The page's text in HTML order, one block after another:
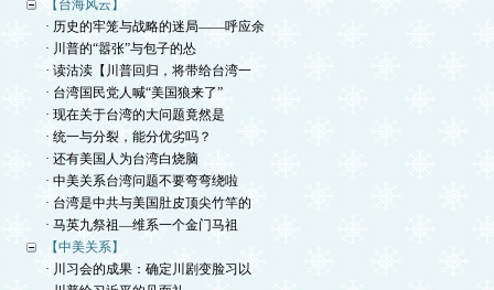
【台海风云】
· 历史的牢笼与战略的迷局——呼应余
· 川普的“嚣张”与包子的怂
· 读沽渎【川普回归，将带给台湾一
· 台湾国民党人喊“美国狼来了”
· 现在关于台湾的大问题竟然是
· 统一与分裂，能分优劣吗？
· 还有美国人为台湾白烧脑
· 中美关系台湾问题不要弯弯绕啦
· 台湾是中共与美国肚皮顶尖竹竿的
· 马英九祭祖—维系一个金门马祖
【中美关系】
· 川习会的成果：确定川剧变脸习以